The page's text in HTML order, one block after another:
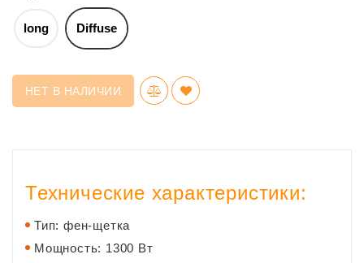
long Diffuse
НЕТ В НАЛИЧИИ
Технические характеристики:
Тип: фен-щетка
Мощность: 1300 Вт